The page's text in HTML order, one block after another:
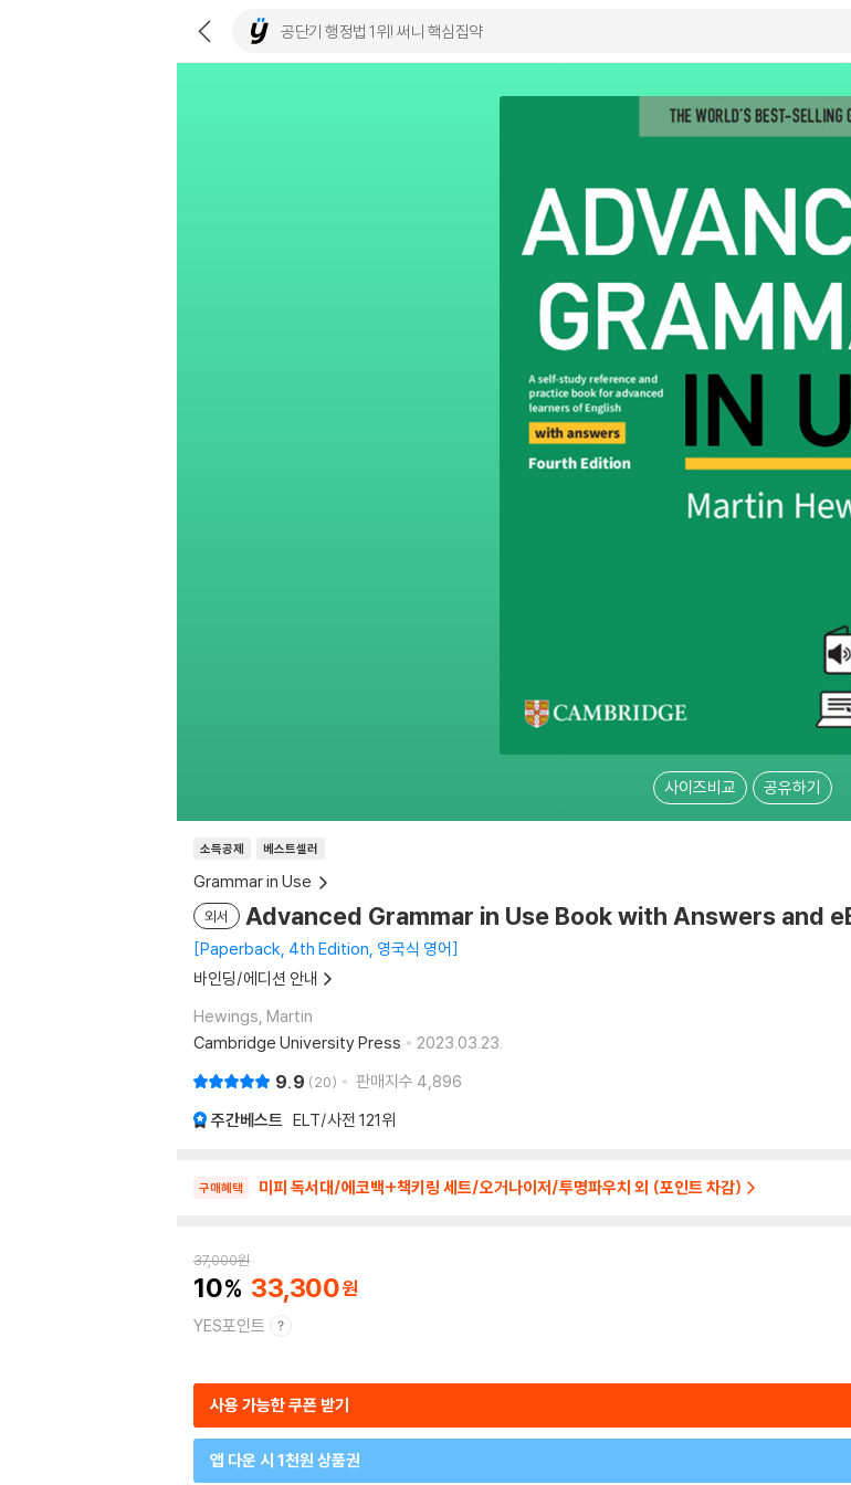
사이즈비교 공유하기
소득공제 베스트셀러
Grammar in Use
외서 Advanced Grammar in Use Book with Answers and
Paperback, 4th Edition, 영국식 영어
바인딩/에디션 안내
Hewings, Martin
Cambridge University Press
2023.03.23.
9.9 20 판매지수 4,896
주간베스트 ELT/사전 121위
구매혜택 미피 독서대/에코백+책키링 세트/오거나이저/투명파우치 외 (포인트 차감)
37,000원
10 33,300
YES포인트
사용 가능한 쿠폰 받기
앱 다운 시 1천원 상품권